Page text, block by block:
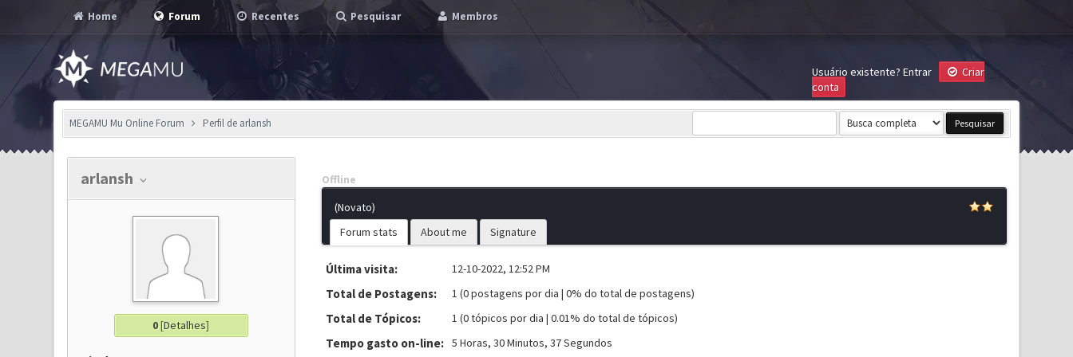
Home Forum Recentes Pesquisar Membros
Usuário existente? Entrar
Criar
conta
MEGAMU Mu Online Forum Perfil de arlansh
arlansh
0[Detalhes]
Offline
(Novato)
Forum stats
About me Signature
Última visita: 12-10-2022, 12:52 PM
Total de Postagens: 1 (0 postagens por dia | 0% do total de postagens)
Total de Tópicos: 1 (0 tópicos por dia | 0.01% do total de tópicos)
Tempo gasto on-line: 5 Horas, 30 Minutos, 37 Segundos